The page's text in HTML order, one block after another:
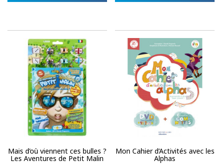
Mais d’où viennent ces bulles ?
Les Aventures de Petit Malin
Mon Cahier d’Activités avec les
Alphas